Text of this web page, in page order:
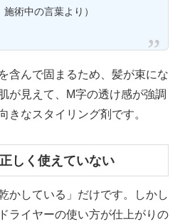
術中の言葉より）
含んで固まるため、髪が束にな
が見えて、M字の透け感が強調
きなスタイリング剤です。
しく使えていない
かしている」だけです。しかし
ライヤーの使い方が仕上がりの